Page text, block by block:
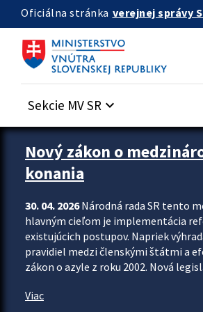
Preskocit na hlavný obsah
Oficiálna stránka verejnej správy
Sekcie MV SR keyboard_arrow_down
Zastavit automatický posun upútavok
Nový zákon o
konania
30. 04. 2026Národná rada SR tento
hlavným cieľom je implementácia
existujúcich postupov. Napriek
pravidiel medzi členskými štátmi a
zákon o azyle z roku 2002. Nová
Viac